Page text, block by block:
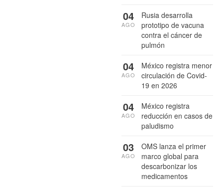
Rusia desarrolla
prototipo de vacuna
contra el cáncer de
pulmón
04
AGO
México registra menor
circulación de Covid-
19 en 2026
04
AGO
México registra
reducción en casos de
paludismo
04
AGO
OMS lanza el primer
marco global para
descarbonizar los
medicamentos
03
AGO